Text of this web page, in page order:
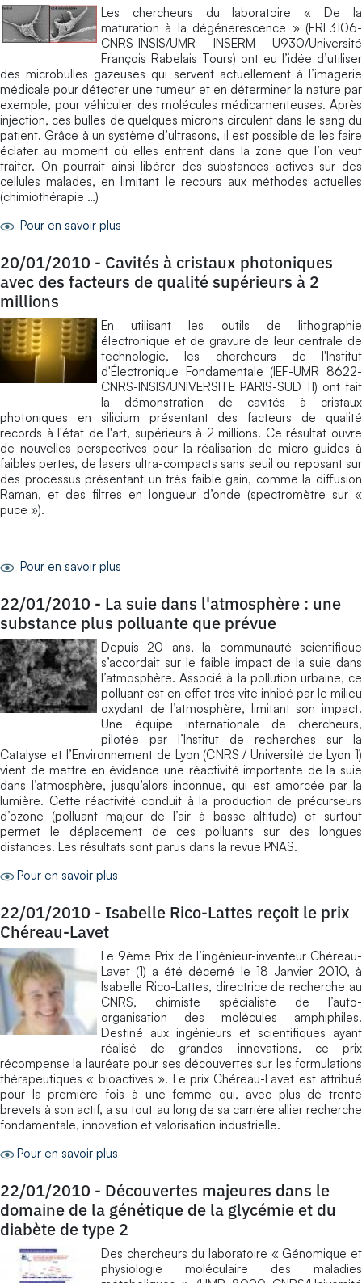
Les chercheurs du laboratoire « De la
maturation à la dégénerescence » (ERL3106-
CNRS-INSIS/UMR INSERM U930/Université
François Rabelais Tours) ont eu l’idée d’utiliser
des microbulles gazeuses qui servent actuellement à l’imagerie
médicale pour détecter une tumeur et en déterminer la nature par
exemple, pour véhiculer des molécules médicamenteuses. Après
injection, ces bulles de quelques microns circulent dans le sang du
patient. Grâce à un système d’ultrasons, il est possible de les faire
éclater au moment où elles entrent dans la zone que l’on veut
traiter. On pourrait ainsi libérer des substances actives sur des
cellules malades, en limitant le recours aux méthodes actuelles
(chimiothérapie …)
Pour en savoir plus
20/01/2010 - Cavités à cristaux photoniques
avec des facteurs de qualité supérieurs à 2
millions
En utilisant les outils de lithographie
électronique et de gravure de leur centrale de
technologie, les chercheurs de l'Institut
d'Électronique Fondamentale (IEF-UMR 8622-
CNRS-INSIS/UNIVERSITE PARIS-SUD 11) ont fait
la démonstration de cavités à cristaux
photoniques en silicium présentant des facteurs de qualité
records à l'état de l'art, supérieurs à 2 millions. Ce résultat ouvre
de nouvelles perspectives pour la réalisation de micro-guides à
faibles pertes, de lasers ultra-compacts sans seuil ou reposant sur
des processus présentant un très faible gain, comme la diffusion
Raman, et des filtres en longueur d’onde (spectromètre sur «
puce »).
Pour en savoir plus
22/01/2010 - La suie dans l'atmosphère : une
substance plus polluante que prévue
Depuis 20 ans, la communauté scientifique
s’accordait sur le faible impact de la suie dans
l’atmosphère. Associé à la pollution urbaine, ce
polluant est en effet très vite inhibé par le milieu
oxydant de l’atmosphère, limitant son impact.
Une équipe internationale de chercheurs,
pilotée par l’Institut de recherches sur la
Catalyse et l’Environnement de Lyon (CNRS / Université de Lyon 1)
vient de mettre en évidence une réactivité importante de la suie
dans l’atmosphère, jusqu’alors inconnue, qui est amorcée par la
lumière. Cette réactivité conduit à la production de précurseurs
d’ozone (polluant majeur de l’air à basse altitude) et surtout
permet le déplacement de ces polluants sur des longues
distances. Les résultats sont parus dans la revue PNAS.
Pour en savoir plus
22/01/2010 - Isabelle Rico-Lattes reçoit le prix
Chéreau-Lavet
Le 9ème Prix de l’ingénieur-inventeur Chéreau-
Lavet (1) a été décerné le 18 Janvier 2010, à
Isabelle Rico-Lattes, directrice de recherche au
CNRS, chimiste spécialiste de l’auto-
organisation des molécules amphiphiles.
Destiné aux ingénieurs et scientifiques ayant
réalisé de grandes innovations, ce prix
récompense la lauréate pour ses découvertes sur les formulations
thérapeutiques « bioactives ». Le prix Chéreau-Lavet est attribué
pour la première fois à une femme qui, avec plus de trente
brevets à son actif, a su tout au long de sa carrière allier recherche
fondamentale, innovation et valorisation industrielle.
Pour en savoir plus
22/01/2010 - Découvertes majeures dans le
domaine de la génétique de la glycémie et du
diabète de type 2
Des chercheurs du laboratoire « Génomique et
physiologie moléculaire des maladies